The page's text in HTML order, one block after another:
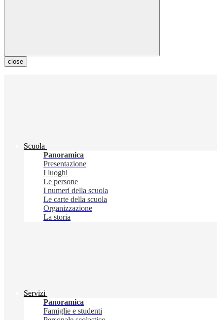
close
Scuola
Panoramica
Presentazione
I luoghi
Le persone
I numeri della scuola
Le carte della scuola
Organizzazione
La storia
Servizi
Panoramica
Famiglie e studenti